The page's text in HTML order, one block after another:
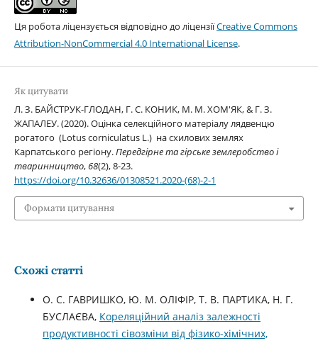
Ця робота ліцензується відповідно до ліцензіїCreative Commons
Attribution-NonCommercial 4.0 International License.
Як цитувати
Л. З. БАЙСТРУК-ГЛОДАН, Г. С. КОНИК, М. М. ХОМ'ЯК, & Г. З.
ЖАПАЛЕУ. (2020). Оцінка селекційного матеріалу лядвенцю
рогатого (Lotus corniculatus L.) на схилових землях
Карпатського регіону.Передгірне та гірське землеробство і
тваринництво,68(2), 8-23.
https://doi.org/10.32636/01308521.2020-(68)-2-1
Формати цитування
Схожі статті
О. С. ГАВРИШКО, Ю. М. ОЛІФІР, Т. В. ПАРТИКА, Н. Г.
БУСЛАЄВА, Кореляційний аналіз залежності
продуктивності сівозміни від фізико-хімічних,